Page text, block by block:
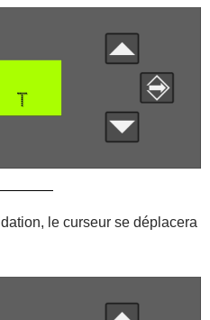
le curseur se déplacera